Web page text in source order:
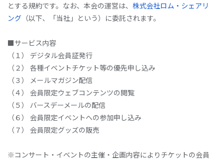
とする規約です。なお、本会の運営は、 株式会社ロム・シェアリ
ング （以下、「当社」という）に委託されます。
■サービス内容
（１） デジタル会員証発行
（２） 各種イベントチケット等の優先申し込み
（３） メールマガジン配信
（４） 会員限定ウェブコンテンツの閲覧
（５） バースデーメールの配信
（６） 会員限定イベントへの参加申し込み
（７） 会員限定グッズの販売
※コンサート・イベントの主催・企画内容によりチケットの会員